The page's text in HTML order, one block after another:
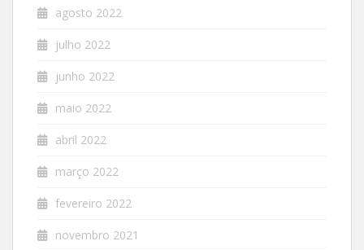
agosto 2022
julho 2022
junho 2022
maio 2022
abril 2022
março 2022
fevereiro 2022
novembro 2021